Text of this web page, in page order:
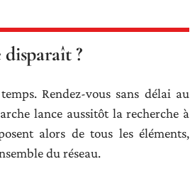
?
Rendez-vous sans délai au
lance aussitôt la recherche à
alors de tous les éléments,
du réseau.